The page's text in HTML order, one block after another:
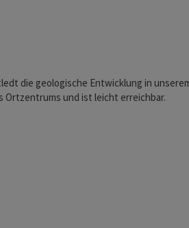
die geologische Entwicklung in
Ortzentrums und ist leicht erreichbar.